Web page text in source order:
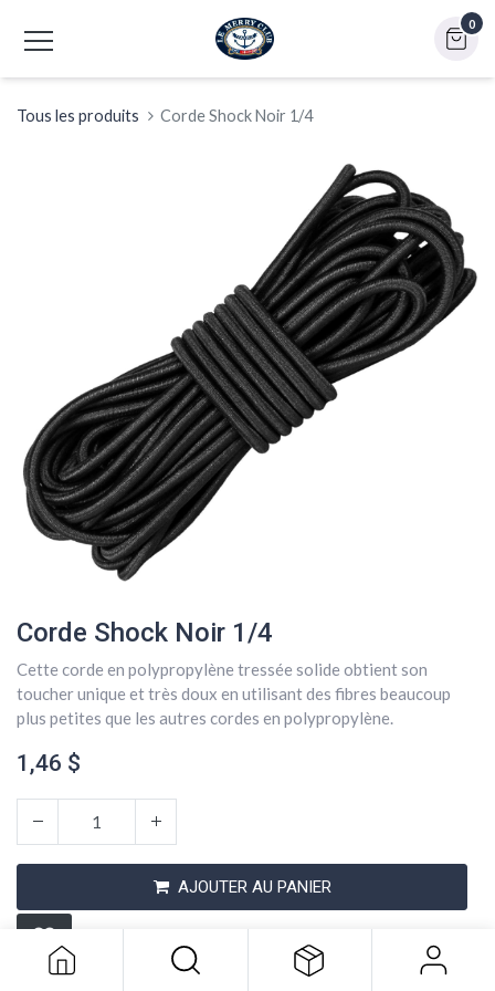
0
Tous les produits Corde Shock Noir 1/4
Corde Shock Noir 1/4
Cette corde en polypropylène tressée solide obtient son
toucher unique et très doux en utilisant des fibres beaucoup
plus petites que les autres cordes en polypropylène.
1,46 $
AJOUTER AU PANIER
Corde Shock Noir 1/4
$